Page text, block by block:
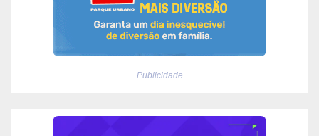
Publicidade